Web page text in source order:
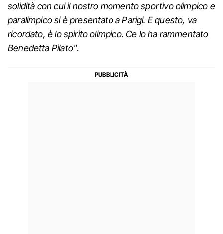
solidità con cui il nostro momento sportivo olimpico e
paralimpico si è presentato a Parigi. E questo, va
ricordato, è lo spirito olimpico. Ce lo ha rammentato
Benedetta Pilato".